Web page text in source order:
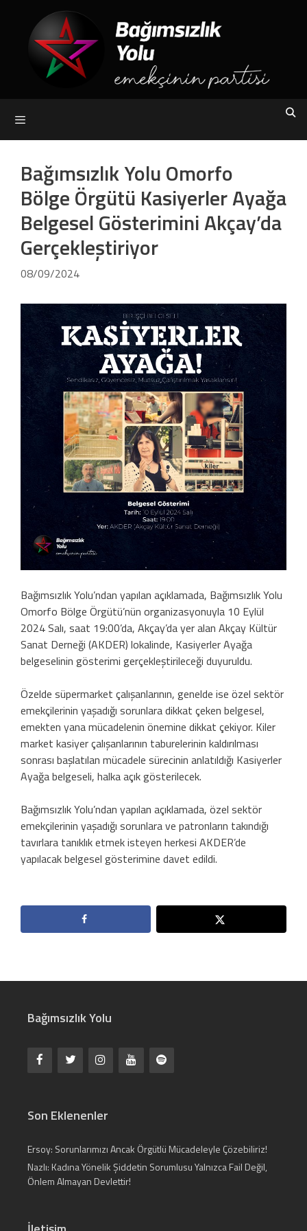
content
Bağımsızlık Yolu Omorfo
Bölge Örgütü Kasiyerler Ayağa
Belgesel Gösterimini Akçay’da
Gerçekleştiriyor
08/09/2024
Bağımsızlık Yolu’ndan yapılan açıklamada, Bağımsızlık Yolu
Omorfo Bölge Örgütü’nün organizasyonuyla 10 Eylül
2024 Salı, saat 19:00’da, Akçay’da yer alan Akçay Kültür
Sanat Derneği (AKDER) lokalinde, Kasiyerler Ayağa
belgeselinin gösterimi gerçekleştirileceği duyuruldu.
Özelde süpermarket çalışanlarının, genelde ise özel sektör
emekçilerinin yaşadığı sorunlara dikkat çeken belgesel,
emekten yana mücadelenin önemine dikkat çekiyor. Kiler
market kasiyer çalışanlarının taburelerinin kaldırılması
sonrası başlatılan mücadele sürecinin anlatıldığı Kasiyerler
Ayağa belgeseli, halka açık gösterilecek.
Bağımsızlık Yolu’ndan yapılan açıklamada, özel sektör
emekçilerinin yaşadığı sorunlara ve patronların takındığı
tavırlara tanıklık etmek isteyen herkesi AKDER’de
yapılacak belgesel gösterimine davet edildi.
Bağımsızlık Yolu
Son Eklenenler
Ersoy: Sorunlarımızı Ancak Örgütlü Mücadeleyle Çözebiliriz!
Nazlı: Kadına Yönelik Şiddetin Sorumlusu Yalnızca Fail Değil,
Önlem Almayan Devlettir!